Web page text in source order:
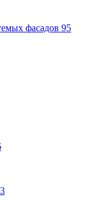
фасадов 95